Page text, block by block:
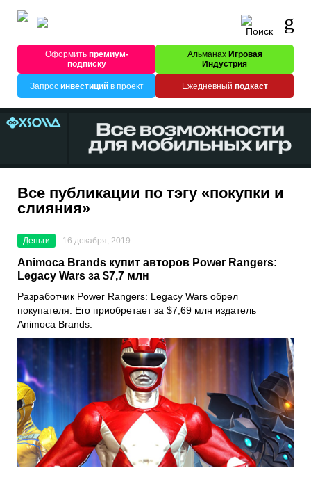
Оформитьпремиум-
подписку
Альманах Игровая
Индустрия
Запрос инвестицийв проект Ежедневный подкаст
Все публикации по тэгу «покупки и
слияния»
Деньги 16 декабря, 2019
Animoca Brands купит авторов Power Rangers:
Legacy Wars за $7,7 млн
Разработчик Power Rangers: Legacy Wars обрел
покупателя. Его приобретает за $7,69 млн издатель
Animoca Brands